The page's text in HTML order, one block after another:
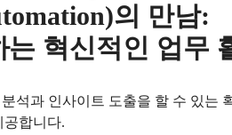
의 만남:
혁신적인 업무
석과 인사이트 도출을 할 수 있는
공합니다.